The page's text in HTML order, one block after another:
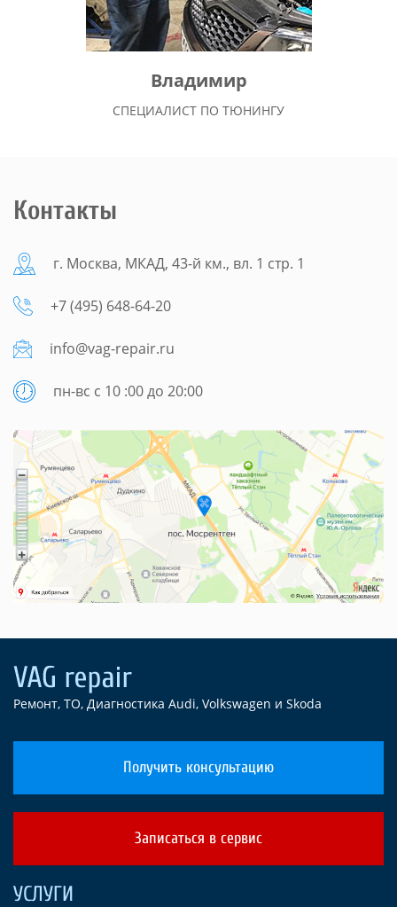
Владимир
СПЕЦИАЛИСТ ПО ТЮНИНГУ
Контакты
г. Москва, МКАД, 43-й км., вл. 1 стр. 1
+7 (495) 648-64-20
info@vag-repair.ru
пн-вс с 10 :00 до 20:00
Ремонт, ТО, Диагностика Audi, Volkswagen и Skoda
Получить консультацию
Записаться в сервис
УСЛУГИ